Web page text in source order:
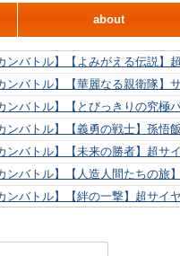
about
！
とめ！
め！
スまとめ！
！
ンバトル】【よみがえる伝説】
ンバトル】【華麗なる親衛隊】
ンバトル】【とびっきりの究極
ンバトル】【義勇の戦士】孫悟
ンバトル】【未来の勝者】超サ
ンバトル】【人造人間たちの旅
ンバトル】【絆の一撃】超サイ
ンバトル】【技巧とひらめき】